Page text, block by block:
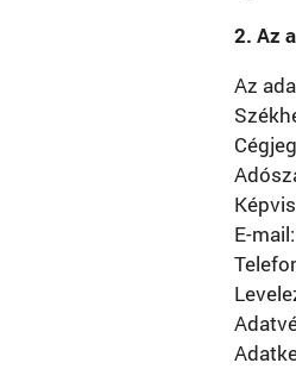
2. Az
Az
E-